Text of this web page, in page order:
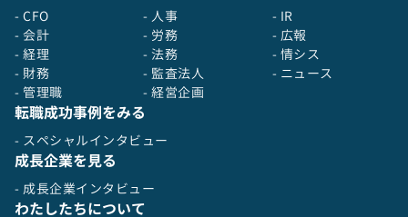
- CFO
- 会計
- 経理
- 財務
- 管理職
- 人事
- 労務
- 法務
- 監査法人
- 経営企画
- IR
- 広報
- 情シス
- ニュース
転職成功事例をみる
- スペシャルインタビュー
成長企業を見る
- 成長企業インタビュー
わたしたちについて